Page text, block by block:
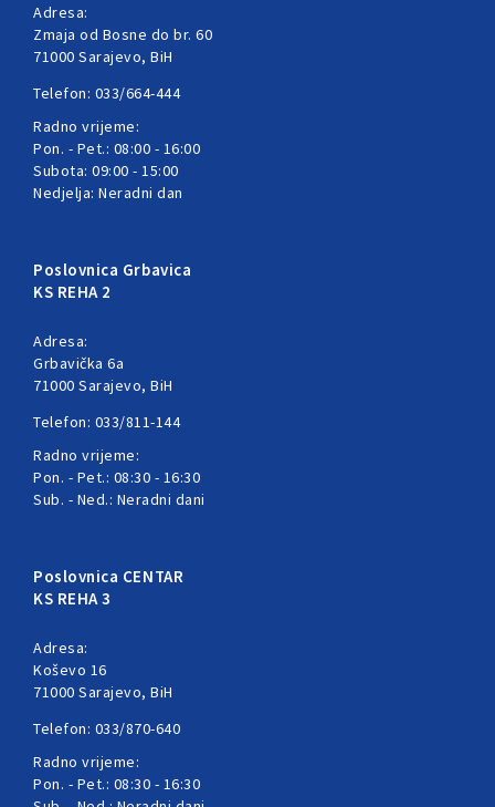
Adresa:
Zmaja od Bosne do br. 60
71000 Sarajevo, BiH
Telefon: 033/664-444
Radno vrijeme:
Pon. - Pet.: 08:00 - 16:00
Subota: 09:00 - 15:00
Nedjelja: Neradni dan
Poslovnica Grbavica
KS REHA 2
Adresa:
Grbavička 6a
71000 Sarajevo, BiH
Telefon: 033/811-144
Radno vrijeme:
Pon. - Pet.: 08:30 - 16:30
Sub. - Ned.: Neradni dani
Poslovnica CENTAR
KS REHA 3
Adresa:
Koševo 16
71000 Sarajevo, BiH
Telefon: 033/870-640
Radno vrijeme:
Pon. - Pet.: 08:30 - 16:30